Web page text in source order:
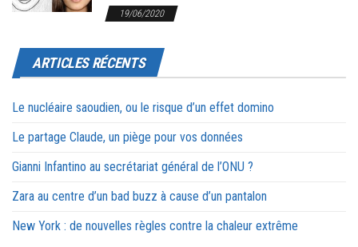
19/06/2020
ARTICLES RÉCENTS
Le nucléaire saoudien, ou le risque d’un effet domino
Le partage Claude, un piège pour vos données
Gianni Infantino au secrétariat général de l’ONU ?
Zara au centre d’un bad buzz à cause d’un pantalon
New York : de nouvelles règles contre la chaleur extrême